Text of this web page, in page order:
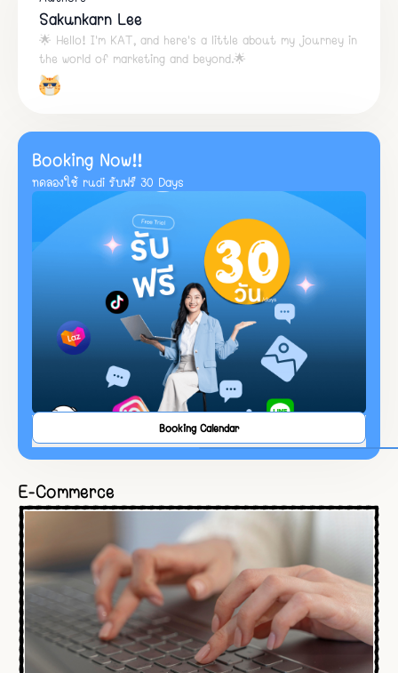
Sakunkarn Lee
🌟 Hello! I'm KAT, and here's a little about my journey in
the world of marketing and beyond.🌟
Booking Now!!
ทดลองใช้ rudi รับฟรี 30 Days
Booking Calendar
E-Commerce